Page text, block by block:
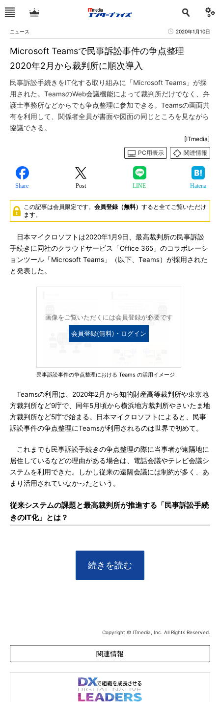
ニュース 2020年1月10日
Microsoft Teamsで民事訴訟事件の争点整理
2020年2月から裁判所に順次導入
民事訴訟手続きをIT化する取り組みに「Microsoft Teams」が採
用された。TeamsのWeb会議機能によって裁判所だけでなく、弁
護士事務所などからでも争点整理に参加できる。Teamsの画面共
有を利用して、関係者全員が書面や図面の同じところを見ながら
協議できる。
[ITmedia]
PC用表示
関連情報
Share Post LINE Hatena
この記事は会員限定です。 会員登録（無料） すると全てご覧いただけ
ます。
日本マイクロソフトは2020年1月9日、最高裁判所の民事訴訟
手続きに同社のクラウドサービス「Office 365」のコラボレーシ
ョンツール「Microsoft Teams」（以下、Teams）が採用された
と発表した。
画像をご覧いただくには会員登録が必要です
会員登録(無料)・ログイン
民事訴訟事件の争点整理における Teams の活用イメージ
Teamsの利用は、2020年2月から知的財産高等裁判所や東京地
方裁判所など9庁で、同年5月頃から横浜地方裁判所やさいたま地
方裁判所など5庁で始まる。日本マイクロソフトによると、民事
訴訟事件の争点整理にTeamsが利用されるのは世界で初めて。
これまでも民事訴訟手続きの争点整理の際に当事者が遠隔地に
居住しているなどの理由がある場合は、電話会議やテレビ会議シ
ステムを利用できた。しかし従来の遠隔会議には制約が多く、あ
まり活用されていなかったという。
従来システムの課題と最高裁判所が推進する「民事訴訟手続
きのIT化」とは？
続きを読む
Copyright © ITmedia, Inc. All Rights Reserved.
関連情報